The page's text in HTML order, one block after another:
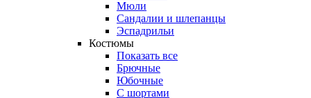
Мюли
Сандалии и шлепанцы
Эспадрильи
Костюмы
Показать все
Брючные
Юбочные
С шортами